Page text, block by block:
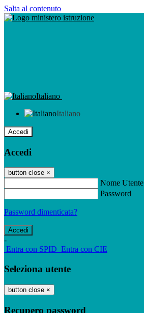
Salta al contenuto
Italiano
Italiano
Accedi
Accedi
button close ×
Nome Utente
Password
Password dimenticata?
-
Entra con SPID Entra con CIE
Seleziona utente
button close ×
Recupero password